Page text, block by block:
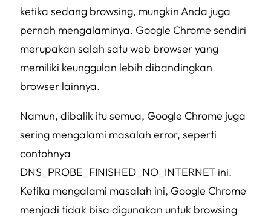
ketika sedang browsing, mungkin Anda juga
pernah mengalaminya. Google Chrome sendiri
merupakan salah satu web browser yang
memiliki keunggulan lebih dibandingkan
browser lainnya.
Namun, dibalik itu semua, Google Chrome juga
sering mengalami masalah error, seperti
contohnya
DNS_PROBE_FINISHED_NO_INTERNET ini.
Ketika mengalami masalah ini, Google Chrome
menjadi tidak bisa digunakan untuk browsing